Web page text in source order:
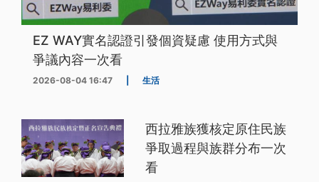
EZ WAY實名認證引發個資疑慮 使用方式與
爭議內容一次看
2026-08-04 16:47 生活
西拉雅族獲核定原住民族
爭取過程與族群分布一次
看